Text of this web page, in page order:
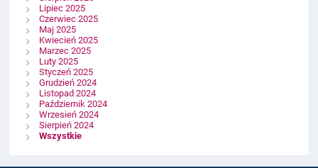
Lipiec 2025
Czerwiec 2025
Maj 2025
Kwiecień 2025
Marzec 2025
Luty 2025
Styczeń 2025
Grudzień 2024
Listopad 2024
Październik 2024
Wrzesień 2024
Sierpień 2024
Wszystkie